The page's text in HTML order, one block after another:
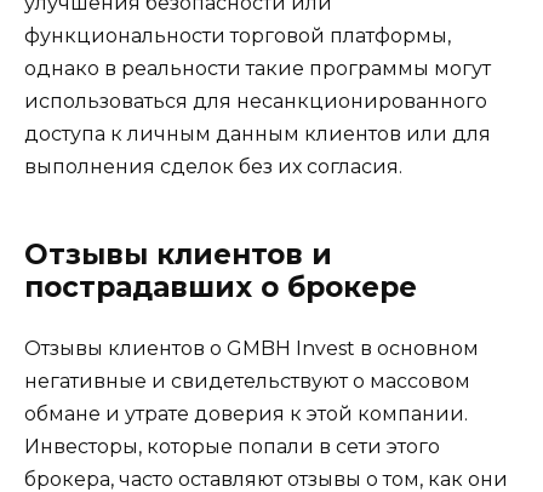
функциональности торговой платформы,
однако в реальности такие программы могут
использоваться для несанкционированного
доступа к личным данным клиентов или для
выполнения сделок без их согласия.
Отзывы клиентов и
пострадавших о брокере
Отзывы клиентов о GMBH Invest в основном
негативные и свидетельствуют о массовом
обмане и утрате доверия к этой компании.
Инвесторы, которые попали в сети этого
брокера, часто оставляют отзывы о том, как они